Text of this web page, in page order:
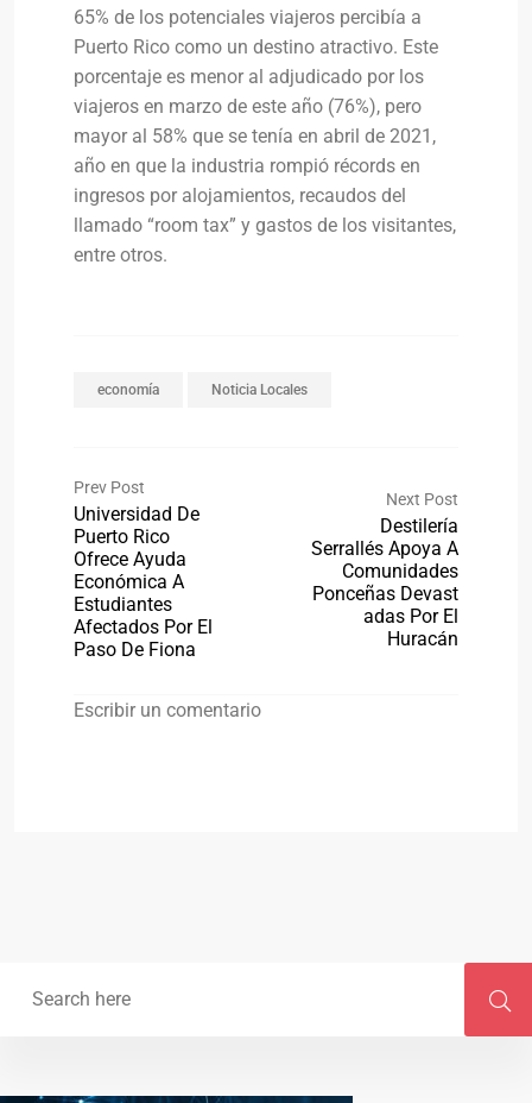
65% de los potenciales viajeros percibía a
Puerto Rico como un destino atractivo. Este
porcentaje es menor al adjudicado por los
viajeros en marzo de este año (76%), pero
mayor al 58% que se tenía en abril de 2021,
año en que la industria rompió récords en
ingresos por alojamientos, recaudos del
llamado “room tax” y gastos de los visitantes,
entre otros.
economía Noticia Locales
Prev Post
Universidad De
Puerto Rico
Ofrece Ayuda
Económica A
Estudiantes
Afectados Por El
Paso De Fiona
Next Post
Destilería
Serrallés Apoya A
Comunidades
Ponceñas Devast
Adas Por El
Huracán
Escribir un comentario